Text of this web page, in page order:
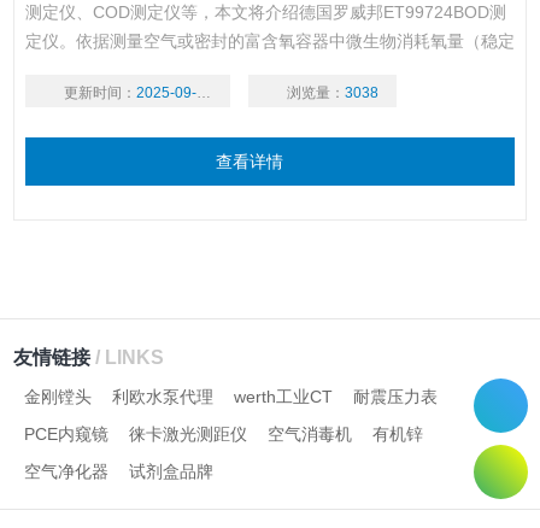
测定仪、COD测定仪等，本文将介绍德国罗威邦ET99724BOD测
定仪。依据测量空气或密封的富含氧容器中微生物消耗氧量（稳定
容器中的氢氧化钾溶液发生化学反应，压力呼吸在保持持续数量同
更新时间： 2025-09-16 浏览量： 3038
查看详情
友情链接/ LINKS
金刚镗头 利欧水泵代理 werth工业CT
耐震压力表
PCE内窥镜
徕卡激光测距仪 空气消毒机
有机锌
空气净化器
试剂盒品牌